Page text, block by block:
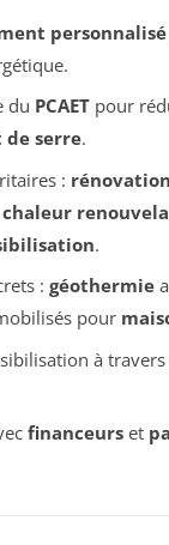
personnalisé
du PCAETpour
de serre.
: rénovation
chaleur
.
: géothermie
pour
à
financeurset